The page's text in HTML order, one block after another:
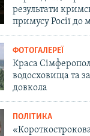
результати
примусу Росії до
ФОТОГАЛЕРЕЇ
Краса
водосховища та
довкола
ПОЛІТИКА